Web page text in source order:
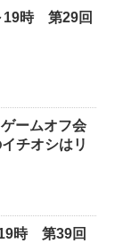
19時 第29回
ームオフ会
チオシはリ
19時 第39回